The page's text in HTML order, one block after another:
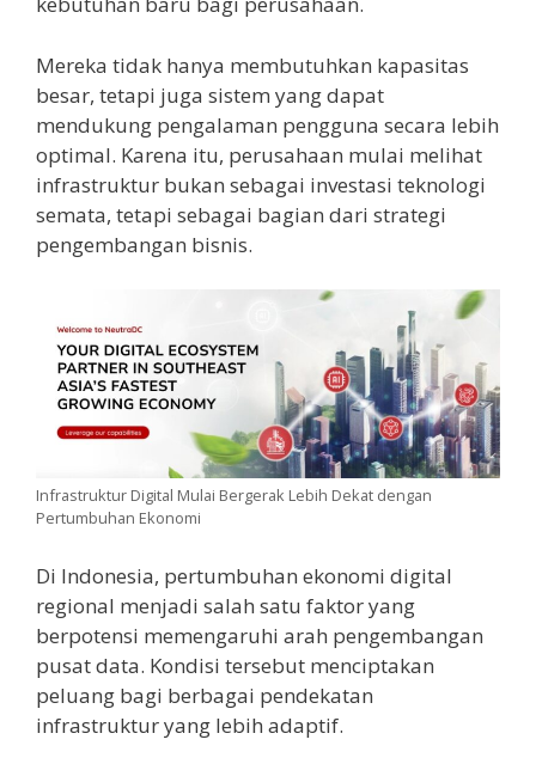
Mereka tidak hanya membutuhkan kapasitas
besar, tetapi juga sistem yang dapat
mendukung pengalaman pengguna secara lebih
optimal. Karena itu, perusahaan mulai melihat
infrastruktur bukan sebagai investasi teknologi
semata, tetapi sebagai bagian dari strategi
pengembangan bisnis.
Infrastruktur Digital Mulai Bergerak Lebih Dekat dengan
Pertumbuhan Ekonomi
Di Indonesia, pertumbuhan ekonomi digital
regional menjadi salah satu faktor yang
berpotensi memengaruhi arah pengembangan
pusat data. Kondisi tersebut menciptakan
peluang bagi berbagai pendekatan
infrastruktur yang lebih adaptif.